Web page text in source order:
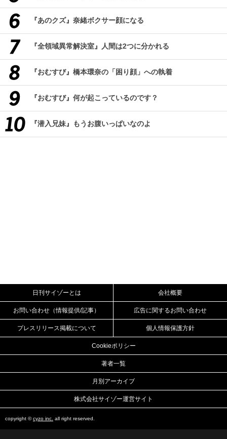
『あのクズ』奈緒ボクサー顔になる
『全領域異常解決室』人間は2つに分かれる
『おむすび』橋本環奈の「困り顔」への執着
『おむすび』何が起こっているのです？
『潜入兄妹』もうお腹いっぱいなのよ
日刊サイゾーとは 会社概要
お問い合わせ（情報提供/記事） 広告に関するお問い合わせ
プレスリリース掲載について 個人情報保護方針
Cookieポリシー
著者一覧
月別アーカイブ
株式会社サイゾー運営サイト
copyright ©cyzo inc. all right reserved.